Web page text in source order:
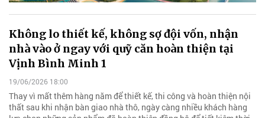
Không lo thiết kế, không sợ đội vốn, nhận
nhà vào ở ngay với quỹ căn hoàn thiện tại
Vịnh Bình Minh 1
19/06/2026 18:00
Thay vì mất thêm hàng năm để thiết kế, thi công và hoàn thiện nội
thất sau khi nhận bàn giao nhà thô, ngày càng nhiều khách hàng